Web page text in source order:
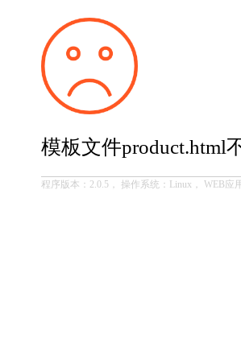
模板文件product.html
程序版本：2.0.5， 操作系统：Linux， WEB应